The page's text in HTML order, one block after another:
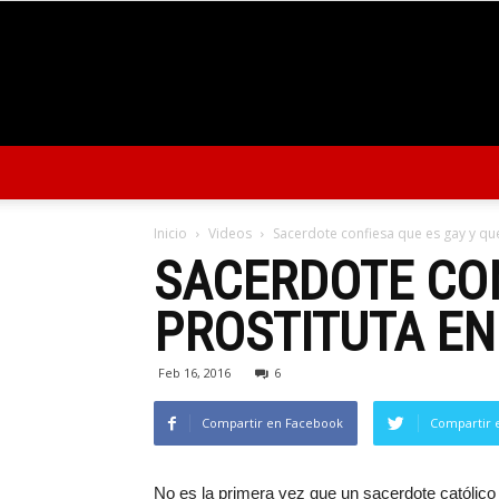
Inicio Videos Sacerdote confiesa que es gay y
SACERDOTE
PROSTITUTA
Feb 16, 2016 6
Compartir en Facebook Compartir
No es la primera vez que un sacerdote